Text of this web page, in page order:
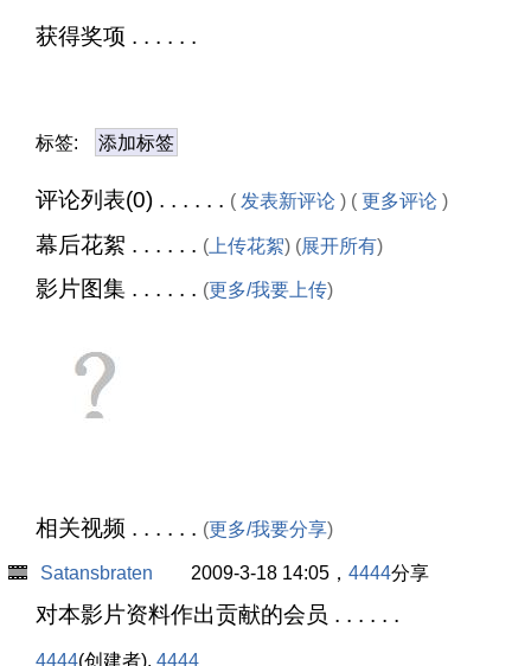
获得奖项 . . . . . .
标签: 添加标签
评论列表(0) . . . . . . ( 发表新评论 ) ( 更多评论 )
幕后花絮 . . . . . . ( 上传花絮) (展开所有)
影片图集 . . . . . . (更多/我要上传)
相关视频 . . . . . . (更多/我要分享)
Satansbraten 2009-3-18 14:05， 4444分享
对本影片资料作出贡献的会员 . . . . . .
4444(创建者), 4444